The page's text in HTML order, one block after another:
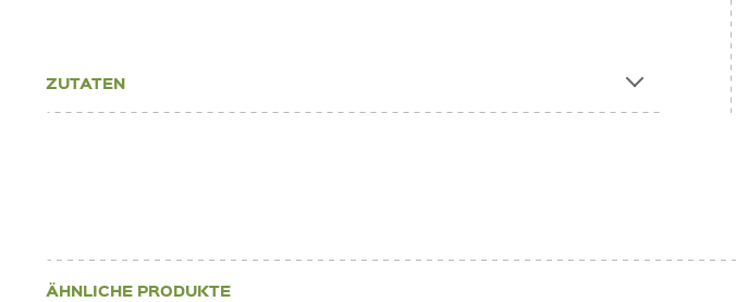
ZUTATEN
ÄHNLICHE PRODUKTE